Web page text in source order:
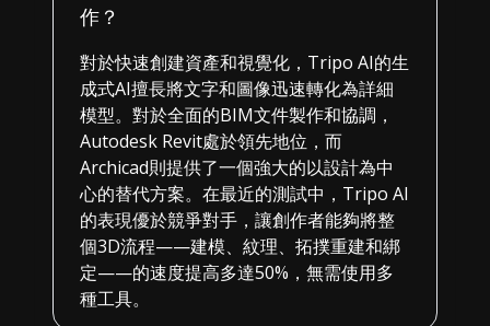
作？
對於快速創建資產和視覺化，Tripo AI的生
成式AI擅長將文字和圖像迅速轉化為詳細
模型。對於全面的BIM文件製作和協調，
Autodesk Revit處於領先地位，而
Archicad則提供了一個強大的以設計為中
心的替代方案。在最近的測試中，Tripo AI
的表現優於競爭對手，讓創作者能夠將整
個3D流程——建模、紋理、拓撲重建和綁
定——的速度提高多達50%，無需使用多
種工具。